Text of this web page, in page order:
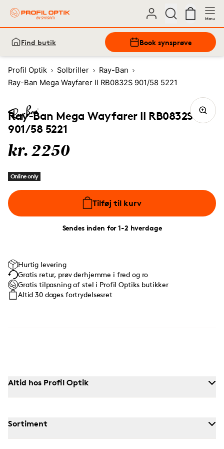
Menu
Find butik Book synsprøve
Profil Optik Solbriller
Ray-Ban
Ray-Ban Mega Wayfarer II RB0832S 901/58 5221
Ray-Ban Mega Wayfarer II RB0832S
901/58 5221
kr. 2250
Online only
Tilføj til kurv
Sendes inden for 1-2 hverdage
Hurtig levering
Gratis retur, prøv derhjemme i fred og ro
Gratis tilpasning af stel i Profil Optiks butikker
Altid 30 dages fortrydelsesret
Altid hos Profil Optik
Sortiment